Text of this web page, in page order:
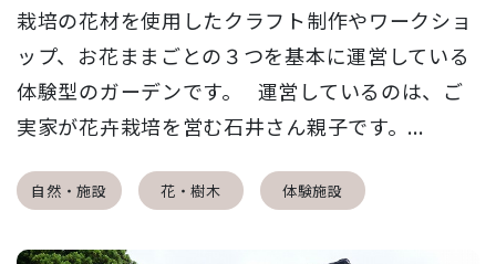
栽培の花材を使用したクラフト制作やワークショ
ップ、お花ままごとの３つを基本に運営している
体験型のガーデンです。 運営しているのは、ご
実家が花卉栽培を営む石井さん親子です。...
自然・施設 花・樹木 体験施設